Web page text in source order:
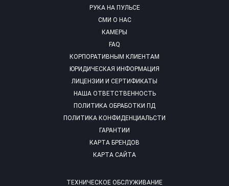
РУКА НА ПУЛЬСЕ
СМИ О НАС
КАМЕРЫ
FAQ
ТЕХНИЧЕСКОЕ ОБСЛУЖИВАНИЕ
КОРПОРАТИВНЫМ КЛИЕНТАМ
ЮРИДИЧЕСКАЯ ИНФОРМАЦИЯ
ЛИЦЕНЗИИ И СЕРТИФИКАТЫ
НАША ОТВЕТСТВЕННОСТЬ
ПОЛИТИКА ОБРАБОТКИ ПД
ПОЛИТИКА КОНФИДЕНЦИАЛЬСТИ
ГАРАНТИИ
КАРТА БРЕНДОВ
КАРТА САЙТА